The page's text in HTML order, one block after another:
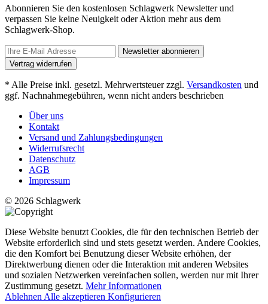
Abonnieren Sie den kostenlosen Schlagwerk Newsletter und
verpassen Sie keine Neuigkeit oder Aktion mehr aus dem
Schlagwerk-Shop.
Newsletter abonnieren
Vertrag widerrufen
* Alle Preise inkl. gesetzl. Mehrwertsteuer zzgl. Versandkosten und
ggf. Nachnahmegebühren, wenn nicht anders beschrieben
Über uns
Kontakt
Versand und Zahlungsbedingungen
Widerrufsrecht
Datenschutz
AGB
Impressum
© 2026 Schlagwerk
Diese Website benutzt Cookies, die für den technischen Betrieb der
Website erforderlich sind und stets gesetzt werden. Andere Cookies,
die den Komfort bei Benutzung dieser Website erhöhen, der
Direktwerbung dienen oder die Interaktion mit anderen Websites
und sozialen Netzwerken vereinfachen sollen, werden nur mit Ihrer
Zustimmung gesetzt. Mehr Informationen
Ablehnen Alle akzeptieren Konfigurieren